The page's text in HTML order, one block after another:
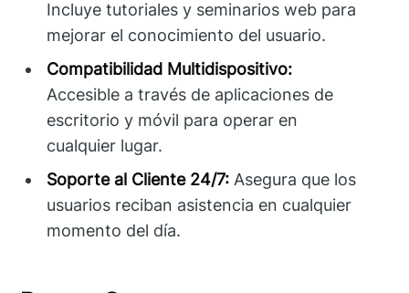
Incluye tutoriales y seminarios web para
mejorar el conocimiento del usuario.
Compatibilidad Multidispositivo:
Accesible a través de aplicaciones de
escritorio y móvil para operar en
cualquier lugar.
Soporte al Cliente 24/7: Asegura que los
usuarios reciban asistencia en cualquier
momento del día.